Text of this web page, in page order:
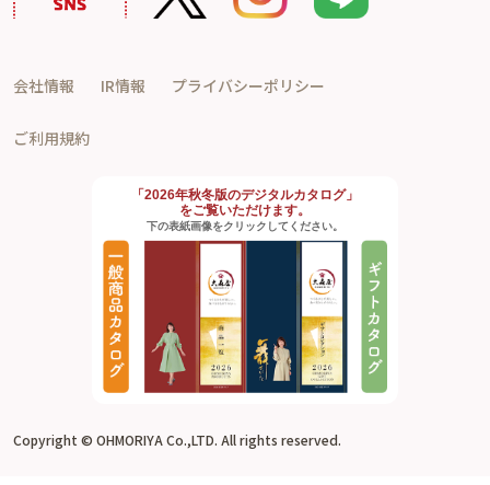
会社情報 IR情報 プライバシーポリシー
ご利用規約
「2026年秋冬版のデジタルカタログ」
をご覧いただけます。
下の表紙画像をクリックしてください。
Copyright © OHMORIYA Co.,LTD. All rights reserved.